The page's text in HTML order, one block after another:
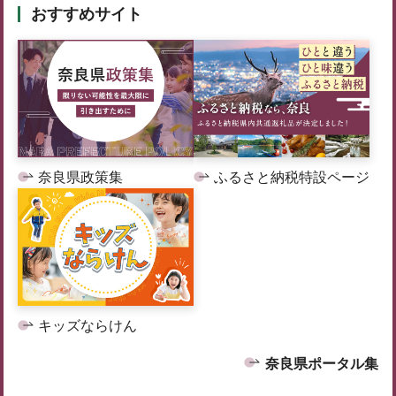
おすすめサイト
奈良県政策集 ふるさと納税特設ページ
キッズならけん
奈良県ポータル集